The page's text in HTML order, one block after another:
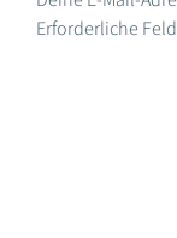
Erforderliche